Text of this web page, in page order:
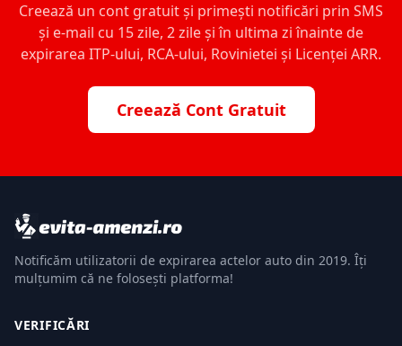
Creează un cont gratuit și primești notificări prin SMS
și e-mail cu 15 zile, 2 zile și în ultima zi înainte de
expirarea ITP-ului, RCA-ului, Rovinietei și Licenței ARR.
Creează Cont Gratuit
Notificăm utilizatorii de expirarea actelor auto din 2019. Îți
mulțumim că ne folosești platforma!
VERIFICĂRI